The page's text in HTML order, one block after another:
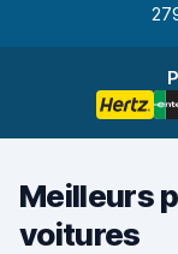
Meilleurs
voitures